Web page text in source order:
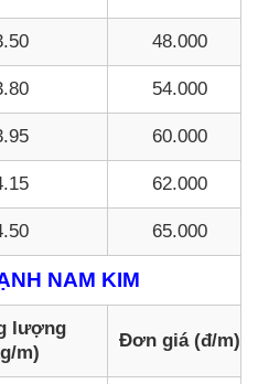
48.000
54.000
60.000
62.000
65.000
NAM KIM
lượng
m)
Đơn giá (đ/m)